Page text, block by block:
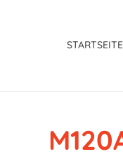
STARTSEITE